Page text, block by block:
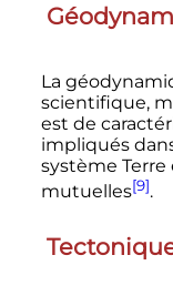
La
scientifique,
est de
impliqués
système
mutuelles[9].